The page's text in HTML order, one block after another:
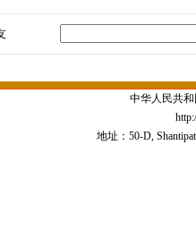
中华人民共
地址：50-D,